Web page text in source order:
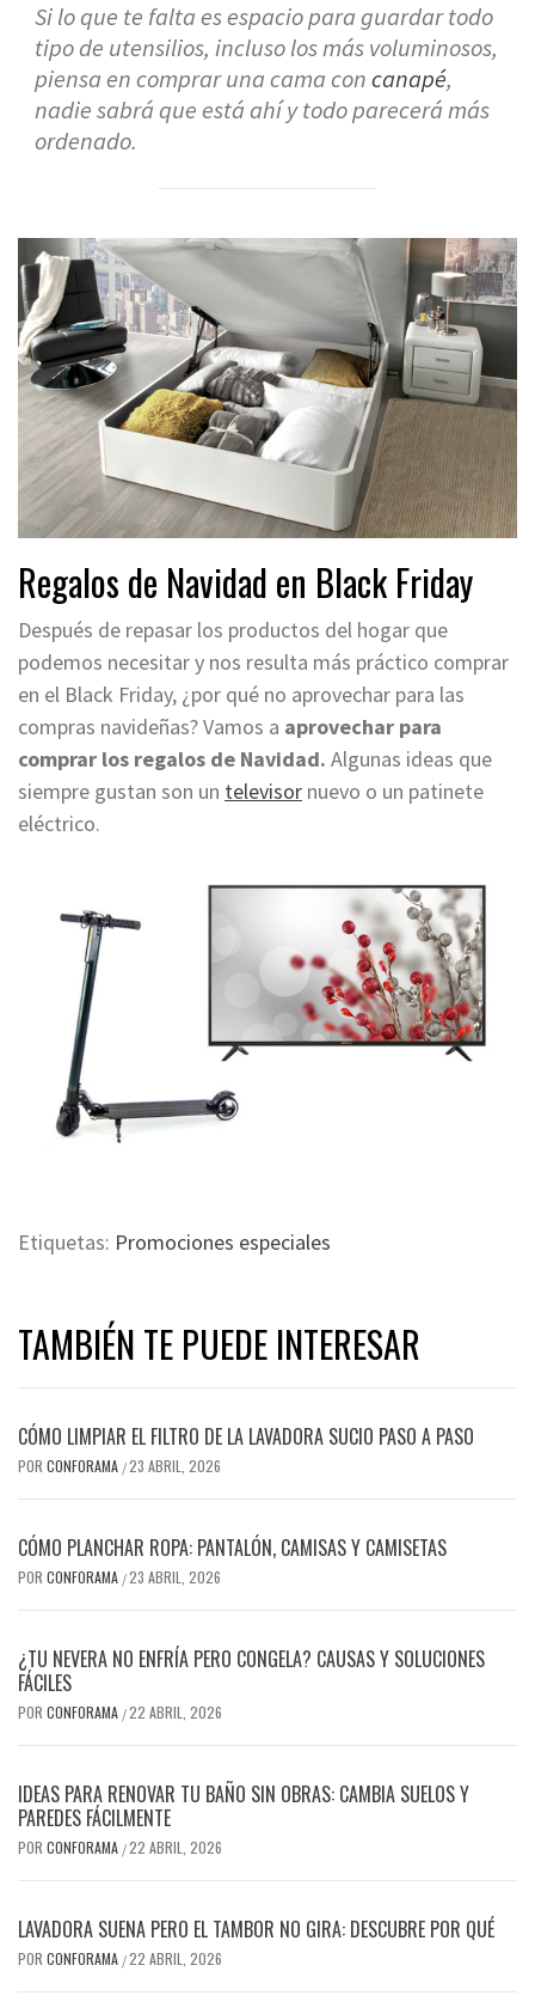
Si lo que te falta es espacio para guardar todo
tipo de utensilios, incluso los más voluminosos,
piensa en comprar una cama concanapé,
nadie sabrá que está ahí y todo parecerá más
ordenado.
Regalos de Navidad en Black Friday
Después de repasar los productos del hogar que
podemos necesitar y nos resulta más práctico comprar
en el Black Friday, ¿por qué no aprovechar para las
compras navideñas? Vamos a aprovechar para
comprar los regalos de Navidad. Algunas ideas que
siempre gustan son un televisor nuevo o un patinete
eléctrico.
Etiquetas: Promociones especiales
TAMBIÉN TE PUEDE INTERESAR
CÓMO LIMPIAR EL FILTRO DE LA LAVADORA SUCIO PASO A PASO
POR CONFORAMA /23 ABRIL, 2026
CÓMO PLANCHAR ROPA: PANTALÓN, CAMISAS Y CAMISETAS
POR CONFORAMA /23 ABRIL, 2026
¿TU NEVERA NO ENFRÍA PERO CONGELA? CAUSAS Y SOLUCIONES
FÁCILES
POR CONFORAMA /22 ABRIL, 2026
IDEAS PARA RENOVAR TU BAÑO SIN OBRAS: CAMBIA SUELOS Y
PAREDES FÁCILMENTE
POR CONFORAMA /22 ABRIL, 2026
LAVADORA SUENA PERO EL TAMBOR NO GIRA: DESCUBRE POR QUÉ
POR CONFORAMA /22 ABRIL, 2026